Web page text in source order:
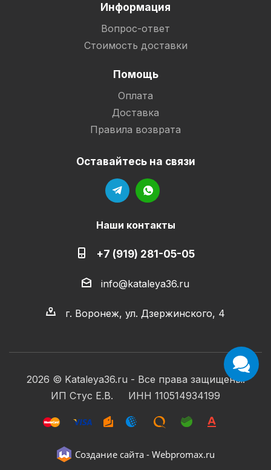
Информация
Вопрос-ответ
Стоимость доставки
Помощь
Оплата
Доставка
Правила возврата
Оставайтесь на связи
Наши контакты
+7 (919) 281-05-05
info@kataleya36.ru
г. Воронеж, ул. Дзержинского, 4
2026 © Kataleya36.ru - Все права защищены.
ИП Стус Е.В. ИНН 110514934199
Создание сайта - Webpromax.ru